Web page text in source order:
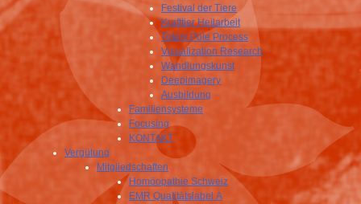
Festival der Tiere
Krafttier Heilarbeit
Totem Pole Process
Visualization Research
Wandlungskunst
Deepimagery
Ausbildung
Familiensysteme
Focusing
KONTAKT
Vergütung
Mitgliedschaften
Homöopathie Schweiz
EMR Qualitätslabel A